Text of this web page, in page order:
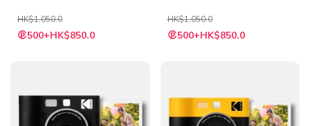
HK$1,050.0
特
殊 500+HK$850.0
HK$1,050.0
特
殊 500+HK$850.0